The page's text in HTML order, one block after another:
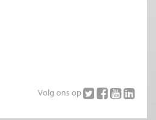
Volg ons op